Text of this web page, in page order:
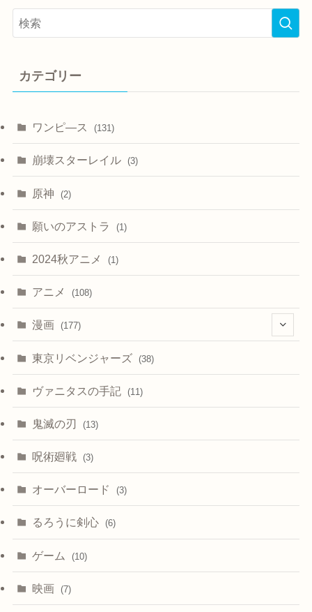
カテゴリー
ワンピ―ス (131)
崩壊スターレイル (3)
原神 (2)
願いのアストラ (1)
2024秋アニメ (1)
アニメ (108)
漫画 (177)
(4)
東京リベンジャーズ (38)
ヴァニタスの手記 (11)
鬼滅の刃 (13)
呪術廻戦 (3)
オーバーロード (3)
るろうに剣心 (6)
ゲーム (10)
映画 (7)